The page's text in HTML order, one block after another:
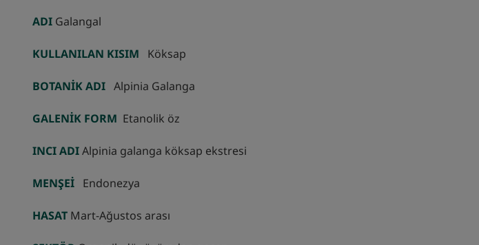
ADI Galangal
KULLANILAN KISIM Köksap
BOTANİK ADI Alpinia Galanga
GALENİK FORM Etanolik öz
INCI ADIAlpinia galanga köksap ekstresi
MENŞEİ Endonezya
HASAT Mart-Ağustos arası